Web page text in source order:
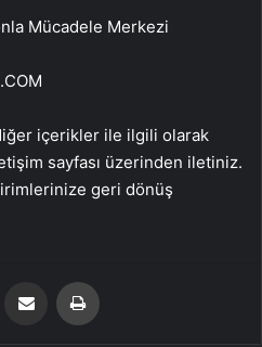
Mücadele Merkezi
içerikler ile ilgili olarak
sayfası üzerinden iletiniz.
geri dönüş
Email'den paylaş